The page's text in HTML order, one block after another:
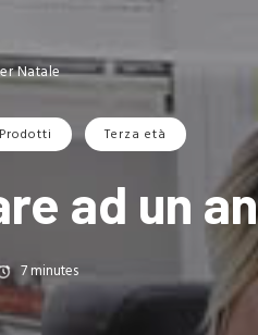
Natale
Prodotti Terza età
ad un
7minutes